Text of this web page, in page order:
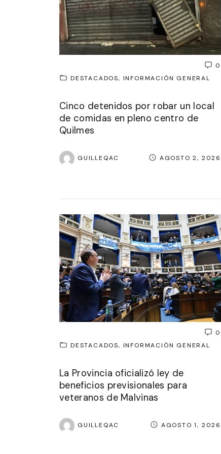
0
DESTACADOS INFORMACIÓN GENERAL
Cinco detenidos por robar un local
de comidas en pleno centro de
Quilmes
GUILLEQAC AGOSTO 2, 2026
0
DESTACADOS INFORMACIÓN GENERAL
La Provincia oficializó ley de
beneficios previsionales para
veteranos de Malvinas
GUILLEQAC AGOSTO 1, 2026